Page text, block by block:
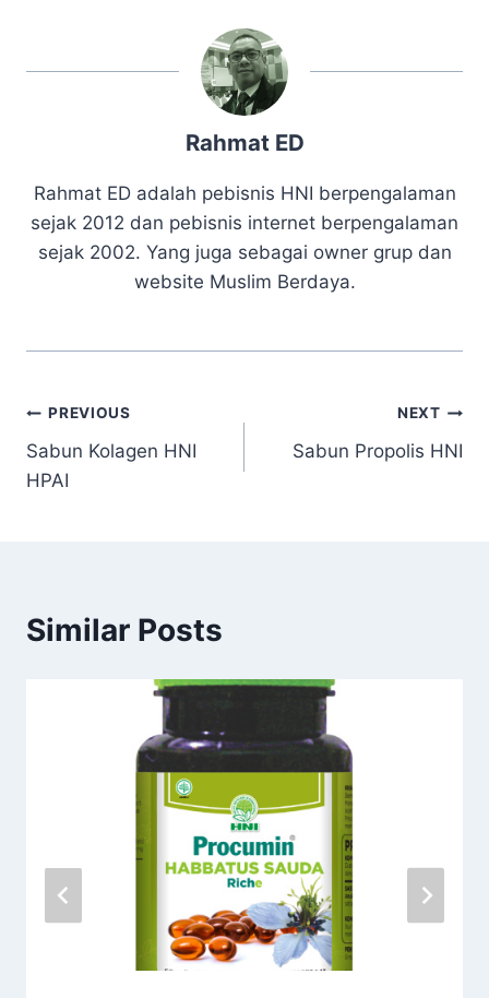
Rahmat ED
Rahmat ED adalah pebisnis HNI berpengalaman
sejak 2012 dan pebisnis internet berpengalaman
sejak 2002. Yang juga sebagai owner grup dan
website Muslim Berdaya.
PREVIOUS
Sabun Kolagen HNI
HPAI
NEXT
Sabun Propolis HNI
Similar Posts